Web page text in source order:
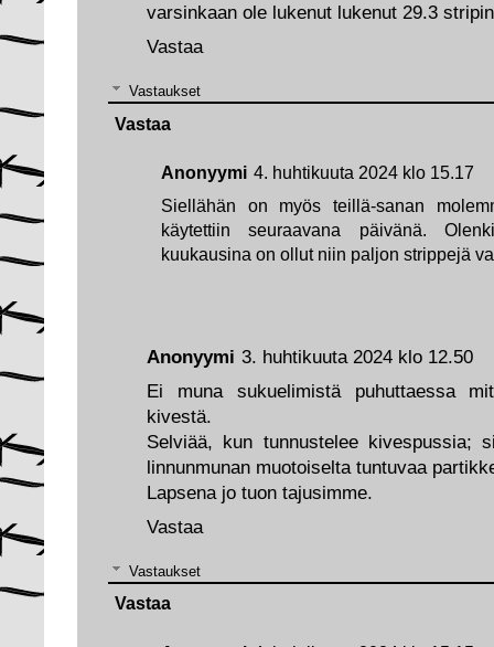
Anonyymi 3. huhtikuuta 2024 klo 12.50
Ei muna sukuelimistä puhuttaessa
kivestä.
Selviää, kun tunnustelee kivespussia;
linnunmunan muotoiselta tuntuvaa
Lapsena jo tuon tajusimme.
Vastaa
Vastaukset
Vastaa
varsinkaan ole lukenut lukenut 29.3
Vastaa
Vastaukset
Anonyymi 4. huhtikuuta 2024 klo 15.17
Siellähän on myös teillä-sanan
käytettiin seuraavana päivänä.
kuukausina on ollut niin paljon strippejä
Vastaa